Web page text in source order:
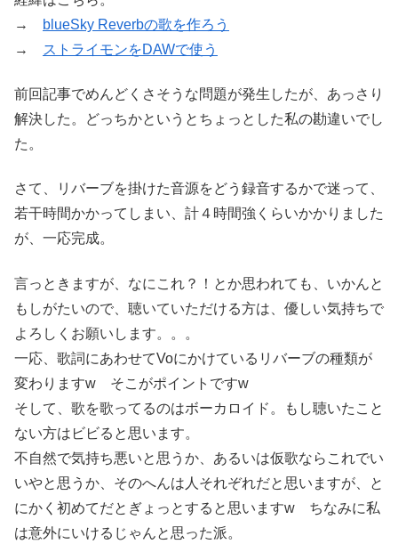
→
blueSky Reverbの歌を作ろう
→
ストライモンをDAWで使う
前回記事でめんどくさそうな問題が発生したが、あっさり
解決した。どっちかというとちょっとした私の勘違いでし
た。
さて、リバーブを掛けた音源をどう録音するかで迷って、
若干時間かかってしまい、計４時間強くらいかかりました
が、一応完成。
言っときますが、なにこれ？！とか思われても、いかんと
もしがたいので、聴いていただける方は、優しい気持ちで
よろしくお願いします。。。
一応、歌詞にあわせてVoにかけているリバーブの種類が
変わりますw そこがポイントですw
そして、歌を歌ってるのはボーカロイド。もし聴いたこと
ない方はビビると思います。
不自然で気持ち悪いと思うか、あるいは仮歌ならこれでい
いやと思うか、そのへんは人それぞれだと思いますが、と
にかく初めてだとぎょっとすると思いますw ちなみに私
は意外にいけるじゃんと思った派。